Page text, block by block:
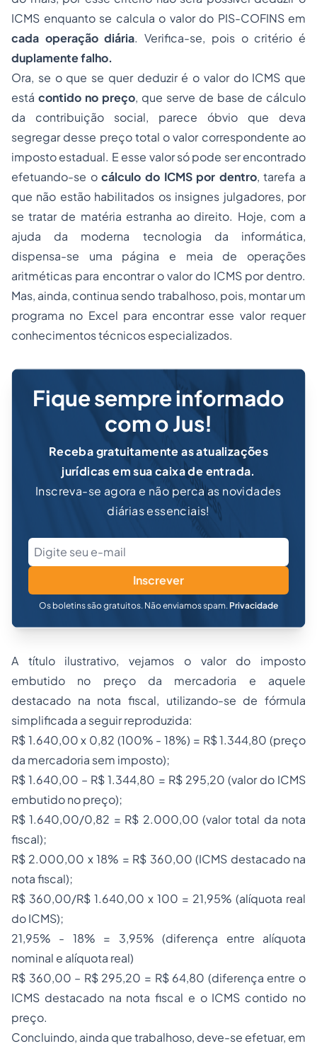
ICMS enquanto se calcula o valor do PIS-COFINS em
cada operação diária. Verifica-se, pois o critério é
duplamente falho.
Ora, se o que se quer deduzir é o valor do ICMS que
está contido no preço, que serve de base de cálculo
da contribuição social, parece óbvio que deva
segregar desse preço total o valor correspondente ao
imposto estadual. E esse valor só pode ser encontrado
efetuando-se ocálculo do ICMS por dentro, tarefa a
que não estão habilitados os insignes julgadores, por
se tratar de matéria estranha ao direito. Hoje, com a
ajuda da moderna tecnologia da informática,
dispensa-se uma página e meia de operações
aritméticas para encontrar o valor do ICMS por dentro.
Mas, ainda, continua sendo trabalhoso, pois, montar um
programa no Excel para encontrar esse valor requer
conhecimentos técnicos especializados.
Fique sempre informado
com o Jus!
Receba gratuitamente as atualizações
jurídicas em sua caixa de entrada.
Inscreva-se agora e não perca as novidades
diárias essenciais!
Inscrever
Os boletins são gratuitos. Não enviamos spam. Privacidade
A título ilustrativo, vejamos o valor do imposto
embutido no preço da mercadoria e aquele
destacado na nota fiscal, utilizando-se de fórmula
simplificada a seguir reproduzida:
R$ 1.640,00 x 0,82 (100% - 18%) = R$ 1.344,80 (preço
da mercadoria sem imposto);
R$ 1.640,00 – R$ 1.344,80 = R$ 295,20 (valor do ICMS
embutido no preço);
R$ 1.640,00/0,82 = R$ 2.000,00 (valor total da nota
fiscal);
R$ 2.000,00 x 18% = R$ 360,00 (ICMS destacado na
nota fiscal);
R$ 360,00/R$ 1.640,00 x 100 = 21,95% (alíquota real
do ICMS);
21,95% - 18% = 3,95% (diferença entre alíquota
nominal e alíquota real)
R$ 360,00 – R$ 295,20 = R$ 64,80 (diferença entre o
ICMS destacado na nota fiscal e o ICMS contido no
preço.
Concluindo, ainda que trabalhoso, deve-se efetuar, em